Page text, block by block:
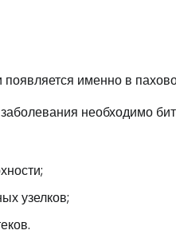
именно в
необходимо
узелков;